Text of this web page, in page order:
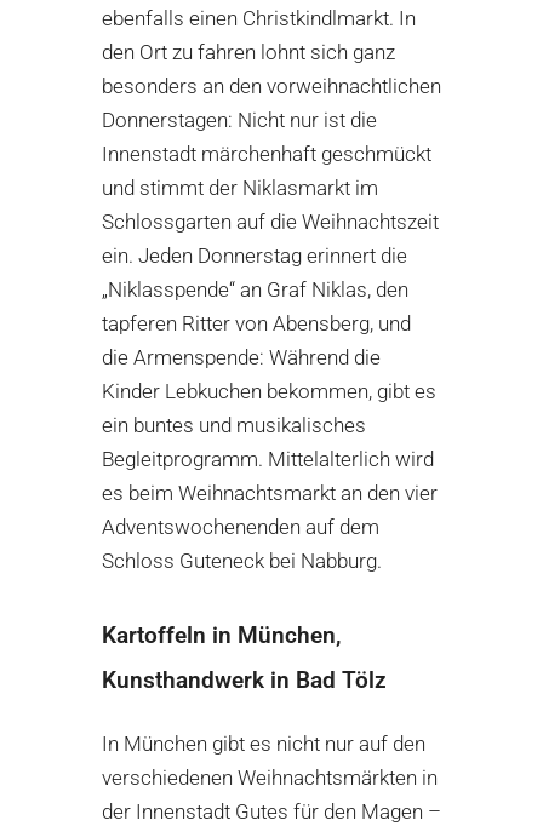
ebenfalls einen Christkindlmarkt. In
den Ort zu fahren lohnt sich ganz
besonders an den vorweihnachtlichen
Donnerstagen: Nicht nur ist die
Innenstadt märchenhaft geschmückt
und stimmt der Niklasmarkt im
Schlossgarten auf die Weihnachtszeit
ein. Jeden Donnerstag erinnert die
„Niklasspende“ an Graf Niklas, den
tapferen Ritter von Abensberg, und
die Armenspende: Während die
Kinder Lebkuchen bekommen, gibt es
ein buntes und musikalisches
Begleitprogramm. Mittelalterlich wird
es beim Weihnachtsmarkt an den vier
Adventswochenenden auf dem
Schloss Guteneck bei Nabburg.
Kartoffeln in München,
Kunsthandwerk in Bad Tölz
In München gibt es nicht nur auf den
verschiedenen Weihnachtsmärkten in
der Innenstadt Gutes für den Magen –